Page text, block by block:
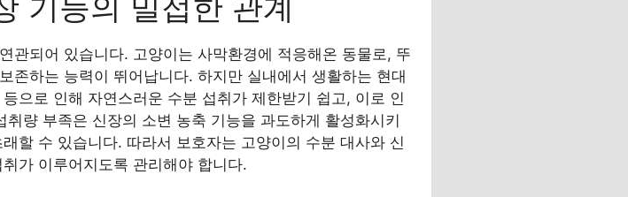
관되어 있습니다. 고양이는 사막환경에 적응해온 동물로, 뚜
존하는 능력이 뛰어납니다. 하지만 실내에서 생활하는 현대
으로 인해 자연스러운 수분 섭취가 제한받기 쉽고, 이로 인
량 부족은 신장의 소변 농축 기능을 과도하게 활성화시키
할 수 있습니다. 따라서 보호자는 고양이의 수분 대사와 신
가 이루어지도록 관리해야 합니다.